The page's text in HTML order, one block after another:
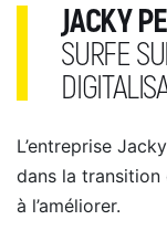
JACKY
SURFE
L’entreprise
dans la
à l’améliorer.